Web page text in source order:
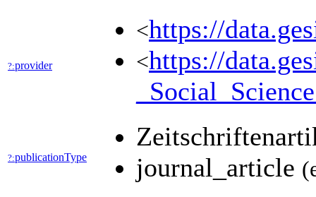
?:provider
<https://
<https://
?:publicationType
journal_article